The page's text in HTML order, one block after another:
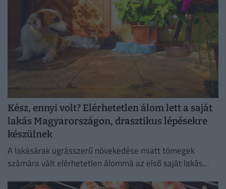
Kész, ennyi volt? Elérhetetlen álom lett a saját
lakás Magyarországon, drasztikus lépésekre
készülnek
A lakásárak ugrásszerű növekedése miatt tömegek
számára vált elérhetetlen álommá az első saját lakás